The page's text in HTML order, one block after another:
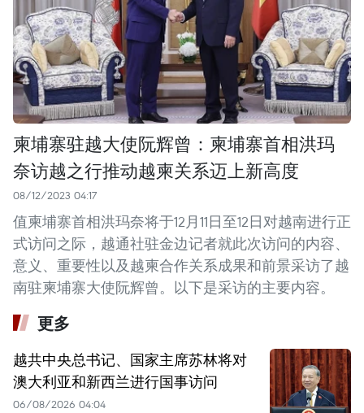
柬埔寨驻越大使阮辉曾：柬埔寨首相洪玛
奈访越之行推动越柬关系迈上新高度
08/12/2023 04:17
值柬埔寨首相洪玛奈将于12月11日至12日对越南进行正
式访问之际，越通社驻金边记者就此次访问的内容、
意义、重要性以及越柬合作关系成果和前景采访了越
南驻柬埔寨大使阮辉曾。以下是采访的主要内容。
更多
越共中央总书记、国家主席苏林将对
澳大利亚和新西兰进行国事访问
06/08/2026 04:04